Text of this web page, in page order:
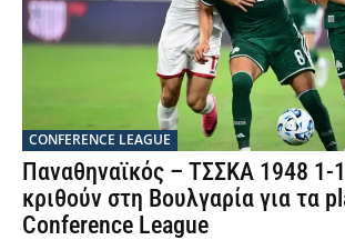
CONFERENCE LEAGUE
Παναθηναϊκός – ΤΣΣΚΑ 1948 1-
κριθούν στη Βουλγαρία για τα
Conference League